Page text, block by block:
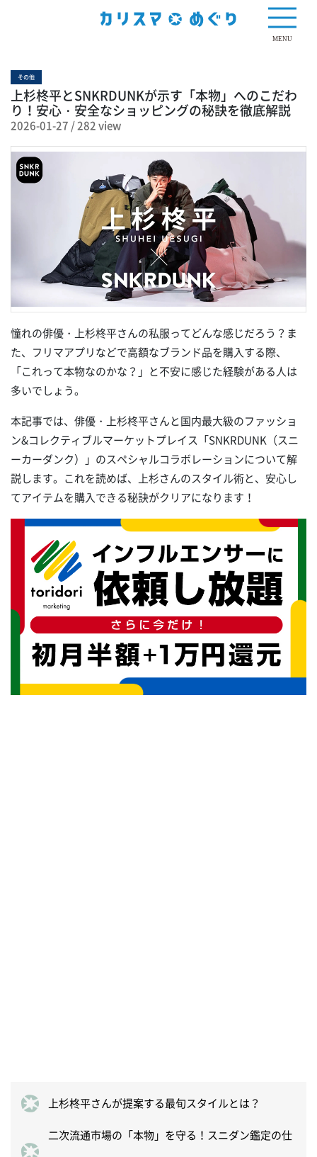
MENU
その他
上杉柊平とSNKRDUNKが示す「本物」へのこだわ
り！安心・安全なショッピングの秘訣を徹底解説
2026-01-27 /282 view
憧れの俳優・上杉柊平さんの私服ってどんな感じだろう？ま
た、フリマアプリなどで高額なブランド品を購入する際、
「これって本物なのかな？」と不安に感じた経験がある人は
多いでしょう。
本記事では、俳優・上杉柊平さんと国内最大級のファッショ
ン&コレクティブルマーケットプレイス「SNKRDUNK（スニ
ーカーダンク）」のスペシャルコラボレーションについて解
説します。これを読めば、上杉さんのスタイル術と、安心し
てアイテムを購入できる秘訣がクリアになります！
上杉柊平さんが提案する最旬スタイルとは？
二次流通市場の「本物」を守る！スニダン鑑定の仕